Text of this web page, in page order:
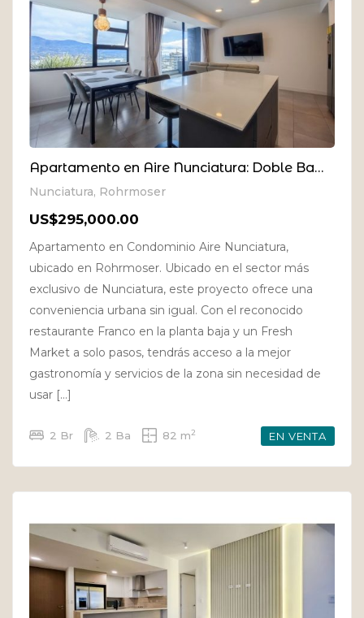
Apartamento en Aire Nunciatura: Doble Balcón y Vistas Panorámicas en el Piso 18
Nunciatura, Rohrmoser
US$295,000.00
Apartamento en Condominio Aire Nunciatura,
ubicado en Rohrmoser. Ubicado en el sector más
exclusivo de Nunciatura, este proyecto ofrece una
conveniencia urbana sin igual. Con el reconocido
restaurante Franco en la planta baja y un Fresh
Market a solo pasos, tendrás acceso a la mejor
gastronomía y servicios de la zona sin necesidad de
usar […]
2 Br 2 Ba 82 m2 EN VENTA